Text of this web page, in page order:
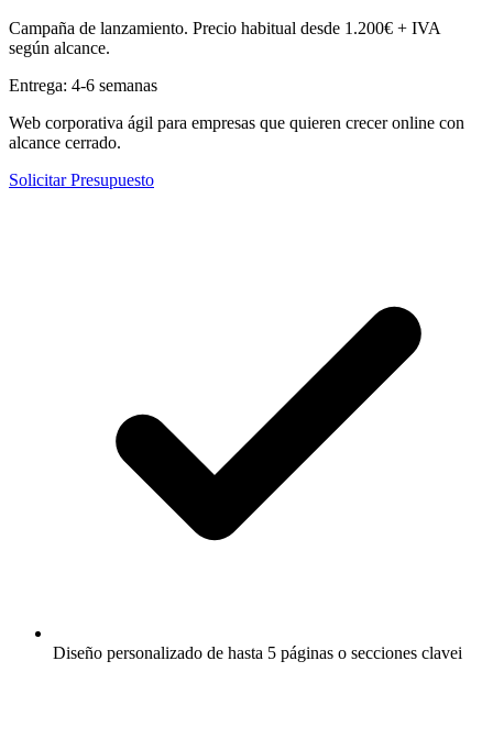
Campaña de lanzamiento. Precio habitual desde 1.200€ + IVA
según alcance.
Entrega: 4-6 semanas
Web corporativa ágil para empresas que quieren crecer online con
alcance cerrado.
Solicitar Presupuesto
Diseño personalizado de hasta 5 páginas o secciones clavei